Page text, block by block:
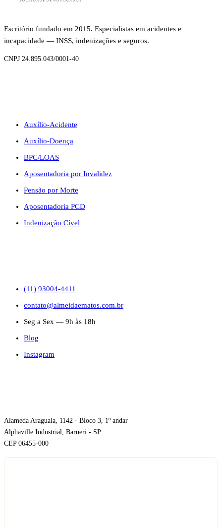
Escritório fundado em 2015. Especialistas em acidentes e
incapacidade — INSS, indenizações e seguros.
CNPJ 24.895.043/0001-40
Auxílio-Acidente
Auxílio-Doença
BPC/LOAS
Aposentadoria por Invalidez
Pensão por Morte
Aposentadoria PCD
Indenização Cível
(11) 93004-4411
contato@almeidaematos.com.br
Seg a Sex — 9h às 18h
Blog
Instagram
Alameda Araguaia, 1142 · Bloco 3, 1º andar
Alphaville Industrial, Barueri - SP
CEP 06455-000